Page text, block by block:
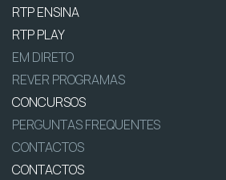
RTP ENSINA
RTP PLAY
EM DIRETO
REVER PROGRAMAS
CONCURSOS
PERGUNTAS FREQUENTES
CONTACTOS
CONTACTOS